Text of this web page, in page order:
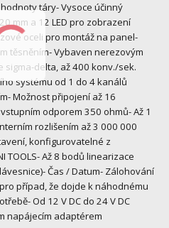
táry- Vysoce účinný
mm a 12 LED pro zobrazení
oceli pro montáž na panel-
těsněním- Vybaven nerezovým
delta, až 400 konv./sek.
systému od 1 do 4 kanálů
Možnost připojení až 16
odporem 350 ohmů- Až 1
rozlišením až 3 000 000
konfigurovatelné z
TOOLS- Až 8 bodů linearizace
Čas / Datum- Zálohování
případ, že dojde k náhodnému
Od 12 V DC do 24 V DC
napájecím adaptérem